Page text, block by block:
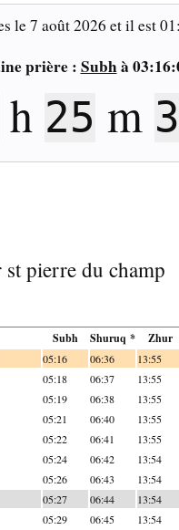
le7 août 2026 et il est
prière : Subhà
h 25 m
pierre du champ
Subh Shuruq * Zhur
05:16 06:36 13:55
05:18 06:37 13:55
05:19 06:38 13:55
05:21 06:40 13:55
05:22 06:41 13:55
05:24 06:42 13:54
05:26 06:43 13:54
05:27 06:44 13:54
05:29 06:45 13:54